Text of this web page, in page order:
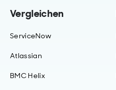
Vergleichen
ServiceNow
Atlassian
BMC Helix